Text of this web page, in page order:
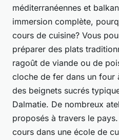
méditerranéennes et
immersion complète,
cours de cuisine? Vous
préparer des plats
ragoût de viande ou de
cloche de fer dans un four
des beignets sucrés
Dalmatie. De nombreux
proposés à travers le
cours dans une école de